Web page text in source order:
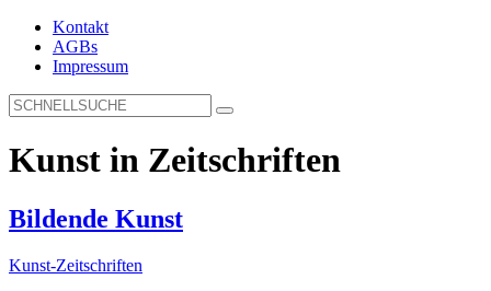
Kontakt
AGBs
Impressum
Kunst in Zeitschriften
Bildende Kunst
Kunst-Zeitschriften